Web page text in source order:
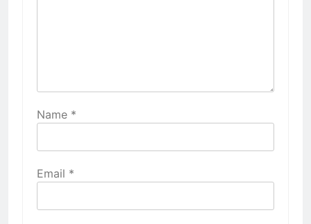
Name *
Email *